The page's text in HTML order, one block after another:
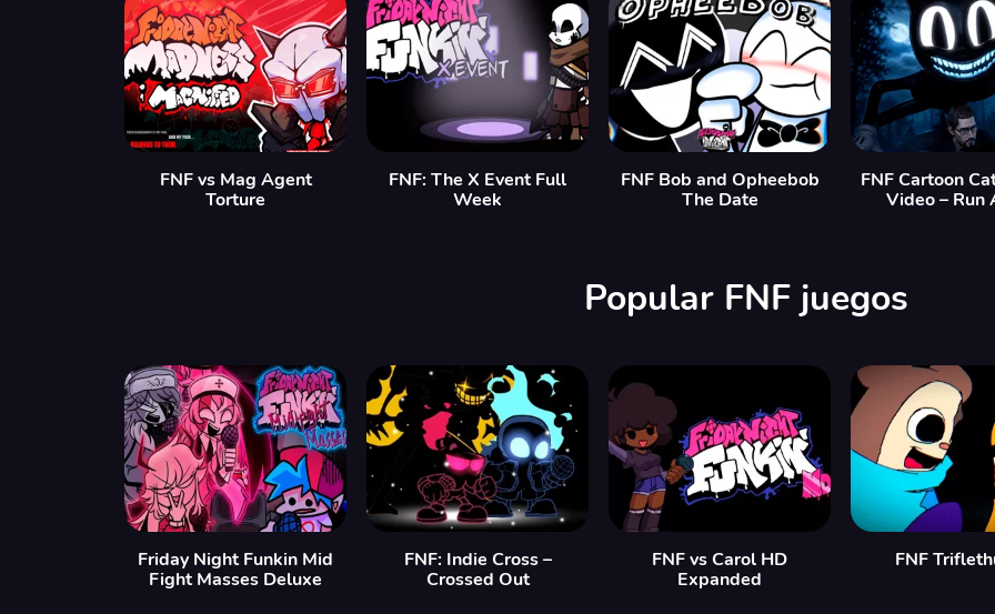
FNF vs Mag Agent
Torture
FNF: The X Event Full
Week
FNF Bob and Opheebob
The Date
FNF Cartoon
Video – Run
Popular FNF juegos
Friday Night Funkin Mid
Fight Masses Deluxe
FNF: Indie Cross –
Crossed Out
FNF vs Carol HD
Expanded
FNF